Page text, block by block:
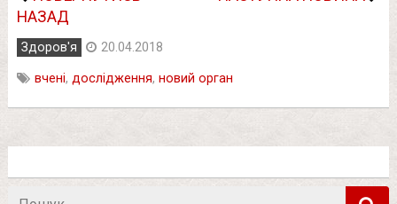
НАЗАД
Здоров'я 20.04.2018
вчені, дослідження, новий орган
Пошук